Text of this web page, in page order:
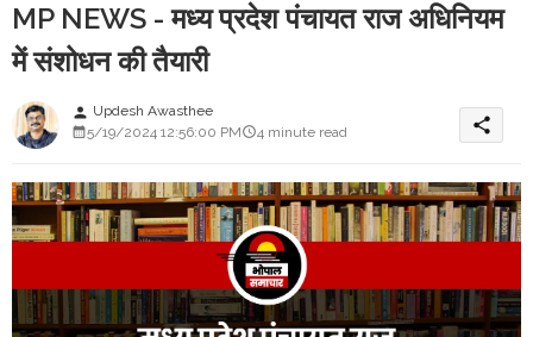
MP NEWS - मध्य प्रदेश पंचायत राज अधिनियम
में संशोधन की तैयारी
person Updesh Awasthee
5/19/2024 12:56:00 PM
4 minute read share